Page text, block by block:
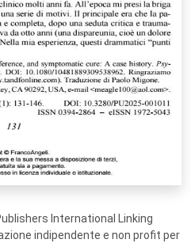
International Linking
indipendente e non profit per